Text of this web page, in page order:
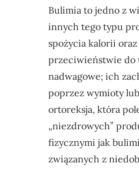
Bulimia to jedno z
innych tego typu
spożycia kalorii
przeciwieństwie do
nadwagowe; ich
poprzez wymioty
ortoreksja, która
„niezdrowych”
fizycznymi jak
związanych z